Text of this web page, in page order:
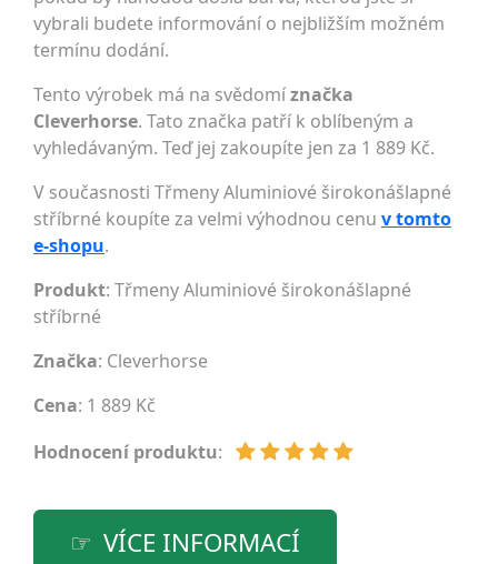
vybrali budete informování o nejbližším možném
termínu dodání.
Tento výrobek má na svědomíznačka
Cleverhorse. Tato značka patří k oblíbeným a
vyhledávaným. Teď jej zakoupíte jen za 1 889 Kč.
V současnosti Třmeny Aluminiové širokonášlapné
stříbrné koupíte za velmi výhodnou cenu v tomto
e-shopu.
Produkt: Třmeny Aluminiové širokonášlapné
stříbrné
Značka: Cleverhorse
Cena: 1 889 Kč
Hodnocení produktu:
VÍCE INFORMACÍ